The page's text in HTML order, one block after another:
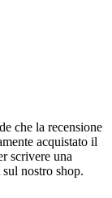
che la recensione
acquistato il
scrivere una
nostro shop.